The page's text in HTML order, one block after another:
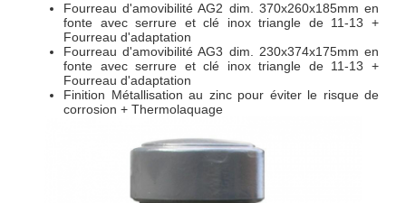
Fourreau d'amovibilité AG2 dim. 370x260x185mm en
fonte avec serrure et clé inox triangle de 11-13 +
Fourreau d'adaptation
Fourreau d'amovibilité AG3 dim. 230x374x175mm en
fonte avec serrure et clé inox triangle de 11-13 +
Fourreau d'adaptation
Finition Métallisation au zinc pour éviter le risque de
corrosion + Thermolaquage